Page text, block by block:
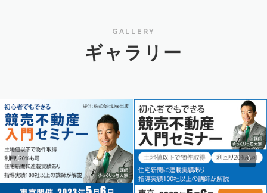
GALLERY
ギャラリー